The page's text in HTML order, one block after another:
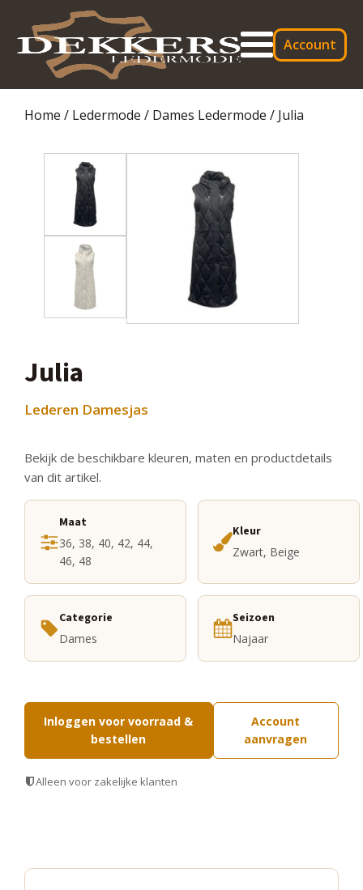
Account
Home / Ledermode / Dames Ledermode / Julia
Julia
Lederen Damesjas
Bekijk de beschikbare kleuren, maten en productdetails
van dit artikel.
Maat
36, 38, 40, 42, 44,
46, 48
Kleur
Zwart, Beige
Categorie
Dames
Seizoen
Najaar
Inloggen voor voorraad &
bestellen
Account
aanvragen
Alleen voor zakelijke klanten